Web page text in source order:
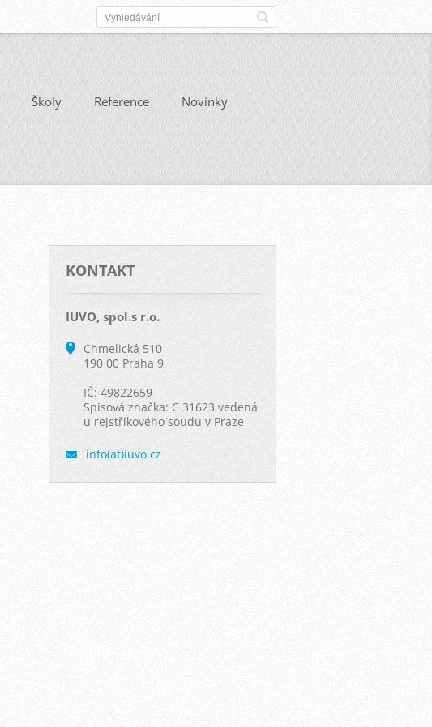
Školy Reference Novinky
KONTAKT
IUVO, spol.s r.o.
Chmelická 510
190 00 Praha 9
IČ: 49822659
Spisová značka: C 31623 vedená
u rejstříkového soudu v Praze
info(at)iuvo.cz